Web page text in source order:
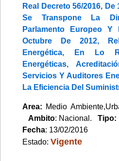
Real Decreto 56/2016,
Se Transpone La
Parlamento Europeo
Octubre De 2012,
Energética, En Lo
Energéticas,
Servicios Y Auditores
La Eficiencia Del
Area: Medio
Ambito: Nacional. Tipo:
Fecha: 13/02/2016
Estado: Vigente